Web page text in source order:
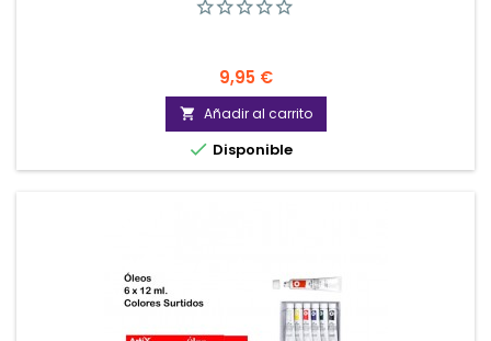
Precio
9,95 €
 Añadir al carrito
 Disponible